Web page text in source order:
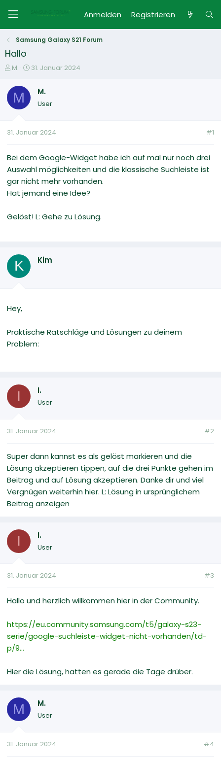
Anmelden Registrieren
Samsung Galaxy S21 Forum
Hallo
E
s
e
e
M.
E
t
m
31. Januar 2024
M M.
User
31. Januar 2024 #1
Bei dem Google-Widget habe ich auf mal nur noch drei
Auswahl möglichkeiten und die klassische Suchleiste ist
gar nicht mehr vorhanden.
Hat jemand eine Idee?
Gelöst! L: Gehe zu Lösung.
K Kim
Hey,
Praktische Ratschläge und Lösungen zu deinem
Problem:
I I.
User
31. Januar 2024 #2
Super dann kannst es als gelöst markieren und die
Lösung akzeptieren tippen, auf die drei Punkte gehen im
Beitrag und auf Lösung akzeptieren. Danke dir und viel
Vergnügen weiterhin hier. L: Lösung in ursprünglichem
Beitrag anzeigen
I I.
User
31. Januar 2024 #3
Hallo und herzlich willkommen hier in der Community.
https://eu.community.samsung.com/t5/galaxy-s23-
serie/google-suchleiste-widget-nicht-vorhanden/td-
p/9...
Hier die Lösung, hatten es gerade die Tage drüber.
M M.
User
31. Januar 2024 #4